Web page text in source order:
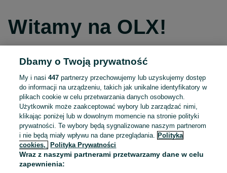
Witamy na OLX!
Kontynuuj przez Facebooka
Kontynuuj przez konto Apple
Kontynuuj przez konto Google
LUB
Dbamy o Twoją prywatność
My i nasi447 partnerzy przechowujemy lub uzyskujemy dostęp
do informacji na urządzeniu, takich jak unikalne identyfikatory w
plikach cookie w celu przetwarzania danych osobowych.
Użytkownik może zaakceptować wybory lub zarządzać nimi,
klikając poniżej lub w dowolnym momencie na stronie polityki
prywatności. Te wybory będą sygnalizowane naszym partnerom
i nie będą miały wpływu na dane przeglądania.
Polityka
cookies,
Polityka Prywatności
Wraz z naszymi partnerami przetwarzamy dane w celu
zapewnienia: